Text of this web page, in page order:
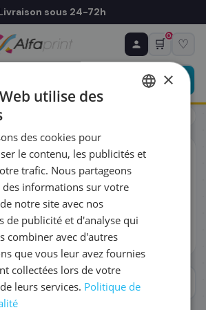
sous 24-72h
🛒
0
♡
d'encre Canon pour toute la
jet d'encre Canon — versions OEM
garanties ou Rebuilt France.
ou remboursé 30 jours.
économisez
prochain achat — notre équipe
devis personnalisé
PRODUIT
LIVRAISON
LIVRAISON SOUHAITÉE
×
utilise des
des cookies pour
le contenu, les publicités et
trafic. Nous partageons
des informations sur votre
notre site avec nos
de publicité et d'analyse qui
combiner avec d'autres
que vous leur avez fournies
collectées lors de votre
leurs services. Politique de